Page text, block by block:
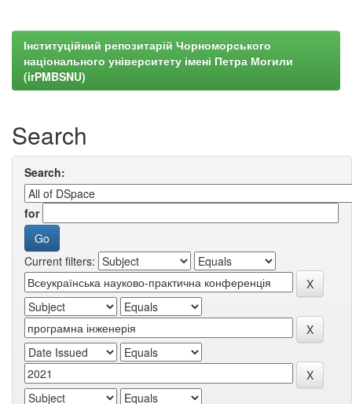
Інституційний репозитарій Чорноморського
національного університету імені Петра Могили
(irPMBSNU)
Search
Search:
for
Current filters: